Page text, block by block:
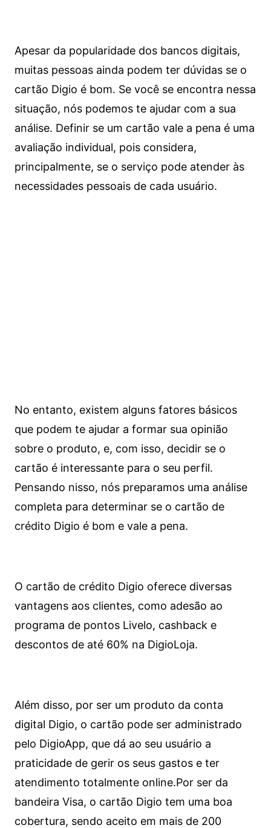
Apesar da popularidade dos bancos digitais,
muitas pessoas ainda podem ter dúvidas se o
cartão Digio é bom. Se você se encontra nessa
situação, nós podemos te ajudar com a sua
análise. Definir se um cartão vale a pena é uma
avaliação individual, pois considera,
principalmente, se o serviço pode atender às
necessidades pessoais de cada usuário.
No entanto, existem alguns fatores básicos
que podem te ajudar a formar sua opinião
sobre o produto, e, com isso, decidir se o
cartão é interessante para o seu perfil.
Pensando nisso, nós preparamos uma análise
completa para determinar se o cartão de
crédito Digio é bom e vale a pena.
O cartão de crédito Digio oferece diversas
vantagens aos clientes, como adesão ao
programa de pontos Livelo, cashback e
descontos de até 60% na DigioLoja.
Além disso, por ser um produto da conta
digital Digio, o cartão pode ser administrado
pelo DigioApp, que dá ao seu usuário a
praticidade de gerir os seus gastos e ter
atendimento totalmente online.Por ser da
bandeira Visa, o cartão Digio tem uma boa
cobertura, sendo aceito em mais de 200